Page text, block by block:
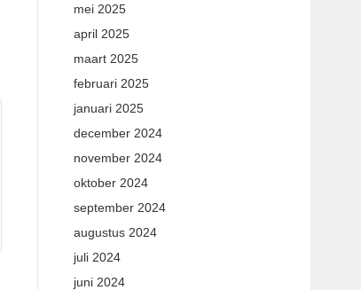
mei 2025
april 2025
maart 2025
februari 2025
januari 2025
december 2024
november 2024
oktober 2024
september 2024
augustus 2024
juli 2024
juni 2024